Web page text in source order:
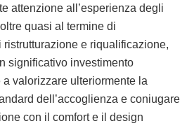
attenzione all’esperienza degli
quasi al termine di
ristrutturazione e riqualificazione,
significativo investimento
valorizzare ulteriormente la
dell’accoglienza e coniugare
con il comfort e il design